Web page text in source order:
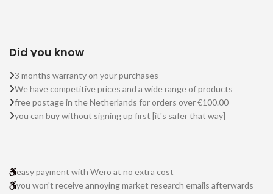
Did you know
3 months warranty on your purchases
We have competitive prices and a wide range of products
free postage in the Netherlands for orders over €100.00
you can buy without signing up first [it's safer that way]
easy payment with Wero at no extra cost
you won't receive annoying market research emails afterwards